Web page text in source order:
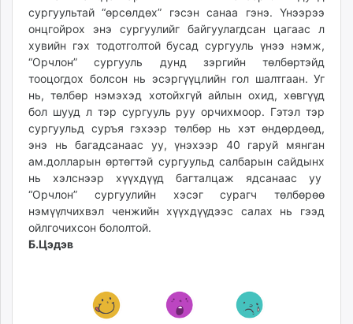
isee.mn
mglradio.com
fact.mn
itoim.mn
tumen.mn
shuum.mn
times.mn
tvmongolia.mn
mass.mn
unegui.mn
assa.mn
toim.mn
tac.mn
сургуультай “өрсөлдөх” гэсэн санаа гэнэ. Үнээрээ
онцгойрох энэ сургуулийг байгуулагдсан цагаас л
хувийн гэх тодотголтой бусад сургууль үнээ нэмж,
“Орчлон” сургууль дунд зэргийн төлбөртэйд
тооцогдох болсон нь эсэргүүцлийн гол шалтгаан. Уг
нь, төлбөр нэмэхэд хотойхгүй айлын охид, хөвгүүд
бол шууд л тэр сургууль руу орчихмоор. Гэтэл тэр
сургуульд суръя гэхээр төлбөр нь хэт өндөрдөөд,
энэ нь багадсанаас уу, үнэхээр 40 гаруй мянган
ам.долларын өртөгтэй сургуульд салбарын сайдынх
нь хэлснээр хүүхдүүд багталцаж ядсанаас уу
“Орчлон” сургуулийн хэсэг сурагч төлбөрөө
нэмүүлчихвэл ченжийн хүүхдүүдээс салах нь гээд
ойлгочихсон бололтой.
Б.Цэдэв